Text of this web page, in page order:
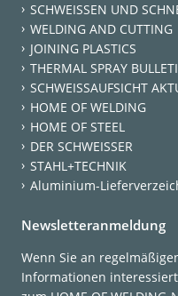
SCHWEISSEN UND
WELDING AND CUTTING
JOINING PLASTICS
THERMAL SPRAY
SCHWEISSAUFSICHT
HOME OF WELDING
HOME OF STEEL
DER SCHWEISSER
STAHL+TECHNIK
Aluminium-
Newsletteranmeldung
Wenn Sie an
Informationen